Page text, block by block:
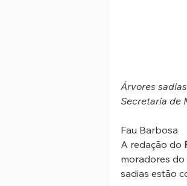
Árvores
Secretaria de
Fau Barbosa
A redação do
moradores do
sadias estão